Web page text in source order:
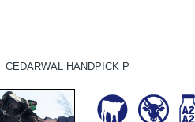
CEDARWAL HANDPICK P